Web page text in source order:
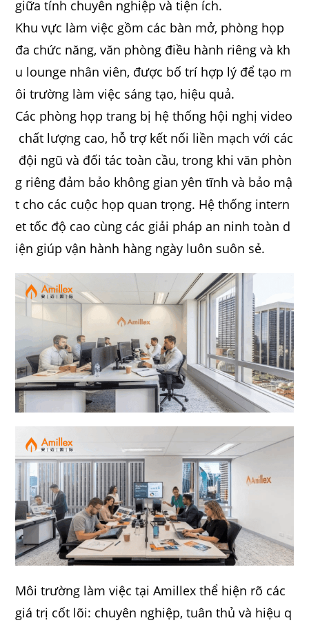
giữa tính chuyên nghiệp và tiện ích.
Khu vực làm việc gồm các bàn mở, phòng họp
đa chức năng, văn phòng điều hành riêng và kh
u lounge nhân viên, được bố trí hợp lý để tạo m
ôi trường làm việc sáng tạo, hiệu quả.
Các phòng họp trang bị hệ thống hội nghị video
chất lượng cao, hỗ trợ kết nối liền mạch với các
đội ngũ và đối tác toàn cầu, trong khi văn phòn
g riêng đảm bảo không gian yên tĩnh và bảo mậ
t cho các cuộc họp quan trọng. Hệ thống intern
et tốc độ cao cùng các giải pháp an ninh toàn d
iện giúp vận hành hàng ngày luôn suôn sẻ.
Môi trường làm việc tại Amillex thể hiện rõ các
giá trị cốt lõi: chuyên nghiệp, tuân thủ và hiệu q